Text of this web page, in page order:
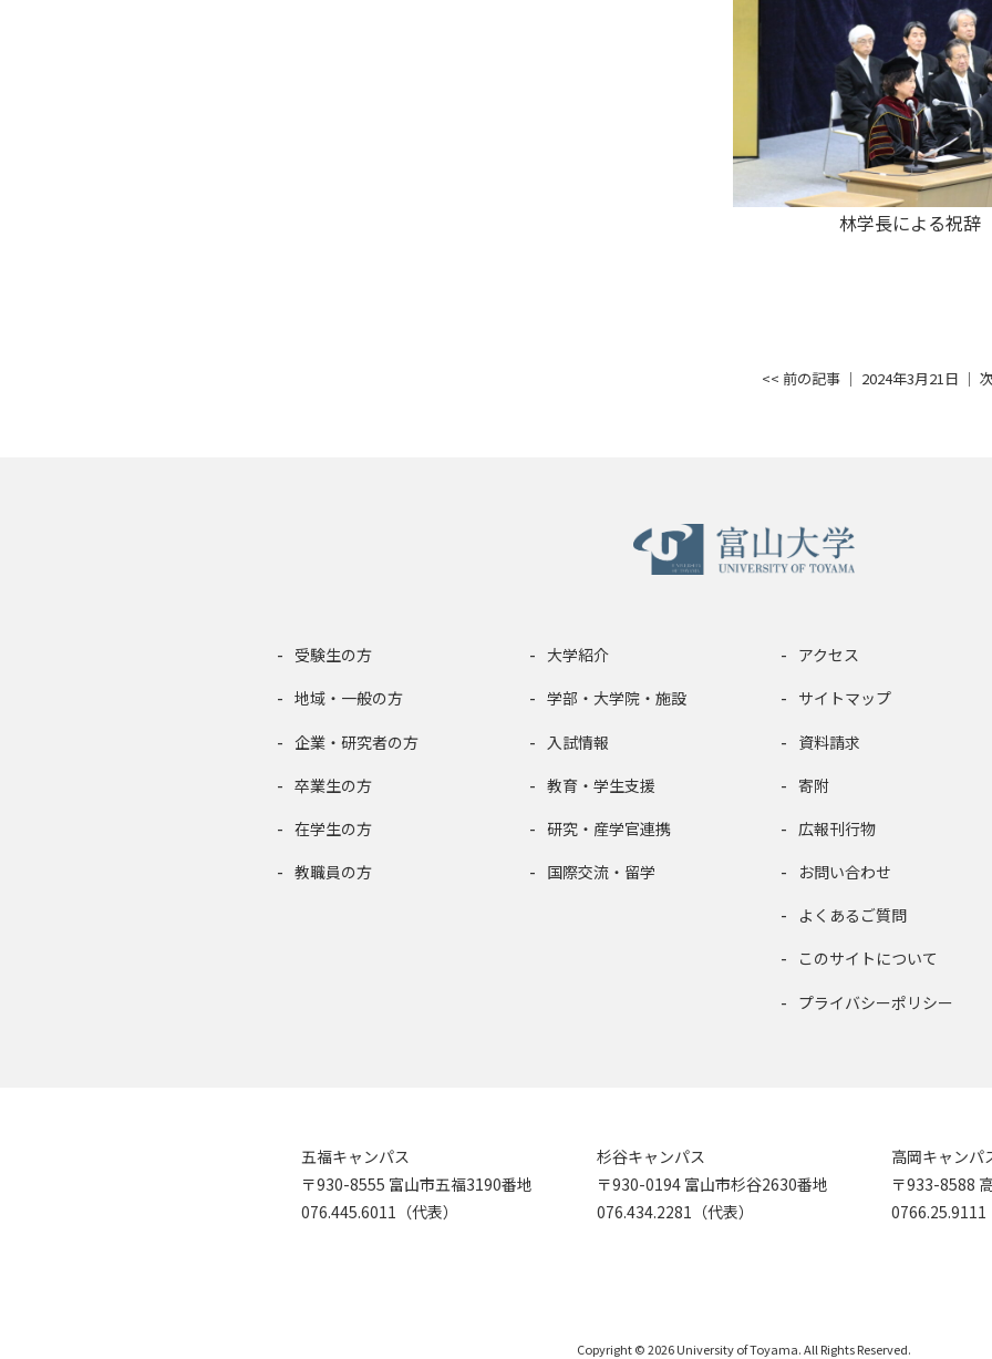
林学長による祝辞
<< 前の記事 │ 2024年3月21日 │
受験生の方
地域・一般の方
企業・研究者の方
卒業生の方
在学生の方
教職員の方
大学紹介
学部・大学院・施設
入試情報
教育・学生支援
研究・産学官連携
国際交流・留学
アクセス
サイトマップ
資料請求
寄附
広報刊行物
お問い合わせ
よくあるご質問
このサイトについて
プライバシーポリシー
五福キャンパス
〒930-8555 富山市五福3190番地
076.445.6011（代表）
杉谷キャンパス
〒930-0194 富山市杉谷2630番地
076.434.2281（代表）
高岡キャンパ
〒933-8588
0766.25.9111
Copyright © 2026 University of Toyama. All Rights Reserved.